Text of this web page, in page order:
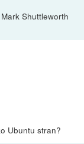
Shuttleworth
Ubuntu stran?